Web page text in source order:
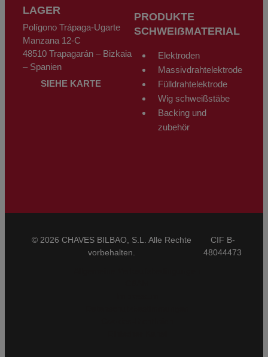
LAGER
Polígono Trápaga-Ugarte
Manzana 12-C
48510 Trapagarán – Bizkaia
– Spanien
SIEHE KARTE
PRODUKTE
SCHWEIẞMATERIAL
Elektroden
Massivdrahtelektrode
Fülldrahtelektrode
Wig schweißstäbe
Backing und
zubehör
© 2026 CHAVES BILBAO, S.L. Alle Rechte
vorbehalten.
CIF B-
48044473